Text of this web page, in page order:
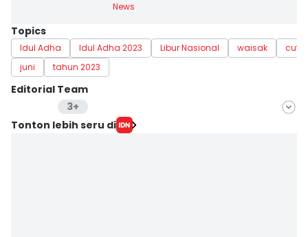
News
Topics
Idul Adha Idul Adha 2023 Libur Nasional waisak
cuti
juni
tahun 2023
Editorial Team
3+
Editor
Tonton lebih seru di